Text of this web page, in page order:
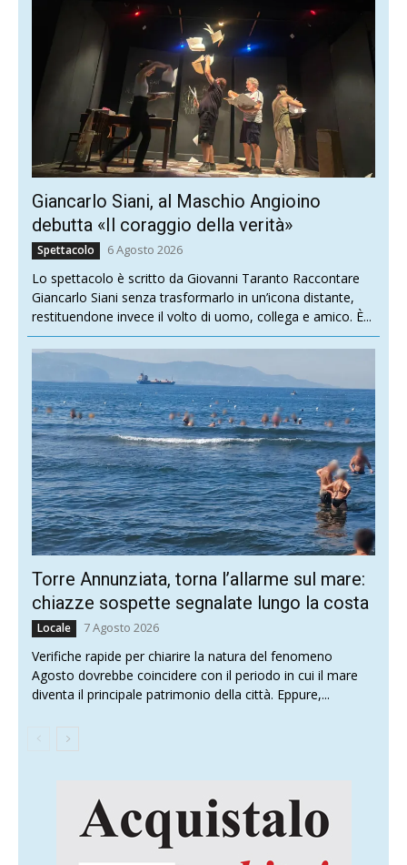
Giancarlo Siani, al Maschio Angioino
debutta «Il coraggio della verità»
Spettacolo 6 Agosto 2026
Lo spettacolo è scritto da Giovanni Taranto Raccontare
Giancarlo Siani senza trasformarlo in un’icona distante,
restituendone invece il volto di uomo, collega e amico. È...
Torre Annunziata, torna l’allarme sul mare:
chiazze sospette segnalate lungo la costa
Locale 7 Agosto 2026
Verifiche rapide per chiarire la natura del fenomeno
Agosto dovrebbe coincidere con il periodo in cui il mare
diventa il principale patrimonio della città. Eppure,...